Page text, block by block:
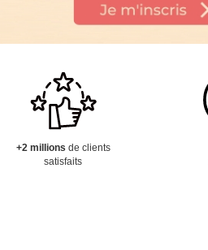
+2 millions de clients
satisfaits